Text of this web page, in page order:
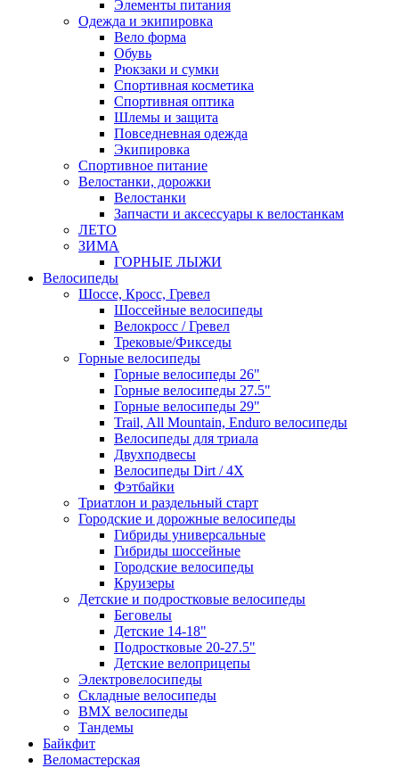
Элементы питания
Одежда и экипировка
Вело форма
Обувь
Рюкзаки и сумки
Спортивная косметика
Спортивная оптика
Шлемы и защита
Повседневная одежда
Экипировка
Спортивное питание
Велостанки, дорожки
Велостанки
Запчасти и аксессуары к велостанкам
ЛЕТО
ЗИМА
ГОРНЫЕ ЛЫЖИ
Велосипеды
Шоссе, Кросс, Гревел
Шоссейные велосипеды
Велокросс / Гревел
Трековые/Фикседы
Горные велосипеды
Горные велосипеды 26"
Горные велосипеды 27.5"
Горные велосипеды 29"
Trail, All Mountain, Enduro велосипеды
Велосипеды для триала
Двухподвесы
Велосипеды Dirt / 4X
Фэтбайки
Триатлон и раздельный старт
Городские и дорожные велосипеды
Гибриды универсальные
Гибриды шоссейные
Городские велосипеды
Круизеры
Детские и подростковые велосипеды
Беговелы
Детские 14-18"
Подростковые 20-27.5"
Детские велоприцепы
Электровелосипеды
Складные велосипеды
BMX велосипеды
Тандемы
Байкфит
Веломастерская